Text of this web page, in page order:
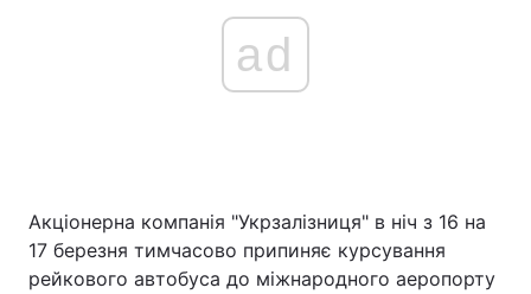
ad
Акціонерна компанія "Укрзалізниця" в ніч з 16 на
17 березня тимчасово припиняє курсування
рейкового автобуса до міжнародного аеропорту